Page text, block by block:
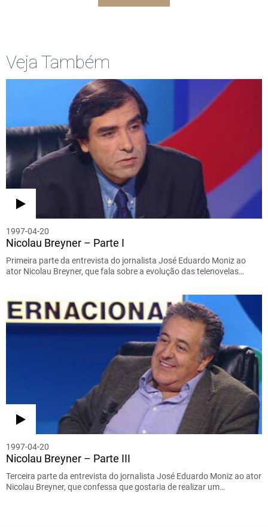
Veja Também
1997-04-20
Nicolau Breyner – Parte I
Primeira parte da entrevista do jornalista José Eduardo Moniz ao
ator Nicolau Breyner, que fala sobre a evolução das telenovelas…
1997-04-20
Nicolau Breyner – Parte III
Terceira parte da entrevista do jornalista José Eduardo Moniz ao ator
Nicolau Breyner, que confessa que gostaria de realizar um…